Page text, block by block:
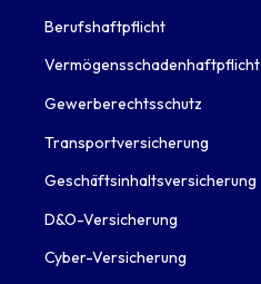
Berufshaftpflicht
Vermögensschadenhaftpflicht
Gewerberechtsschutz
Transportversicherung
Geschäftsinhaltsversicherung
D&O-Versicherung
Cyber-Versicherung